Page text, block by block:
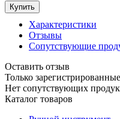
Характеристики
Отзывы
Сопутствующие
Оставить отзыв
Только
Нет сопутствующих
Каталог товаров